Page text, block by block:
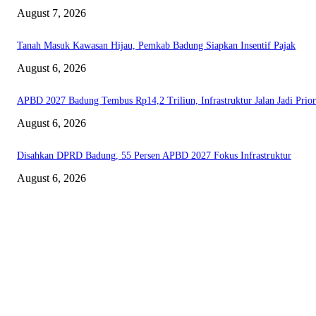
August 7, 2026
Tanah Masuk Kawasan Hijau, Pemkab Badung Siapkan Insentif Pajak
August 6, 2026
APBD 2027 Badung Tembus Rp14,2 Triliun, Infrastruktur Jalan Jadi
August 6, 2026
Disahkan DPRD Badung, 55 Persen APBD 2027 Fokus Infrastruktur
August 6, 2026